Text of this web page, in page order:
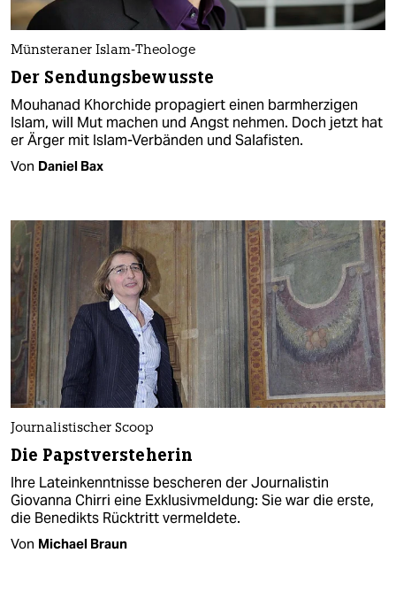
Münsteraner Islam-Theologe
Der Sendungsbewusste
Mouhanad Khorchide propagiert einen barmherzigen
Islam, will Mut machen und Angst nehmen. Doch jetzt hat
er Ärger mit Islam-Verbänden und Salafisten.
Von Daniel Bax
Journalistischer Scoop
Die Papstversteherin
Ihre Lateinkenntnisse bescheren der Journalistin
Giovanna Chirri eine Exklusivmeldung: Sie war die erste,
die Benedikts Rücktritt vermeldete.
Von Michael Braun